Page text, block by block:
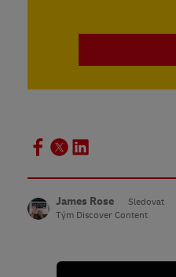
James Rose
Sledovat
Tým Discover Content